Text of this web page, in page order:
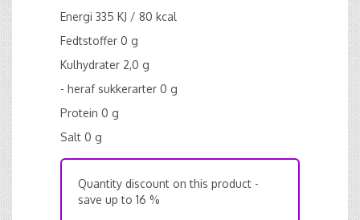
Energi 335 KJ / 80 kcal
Fedtstoffer 0 g
Kulhydrater 2,0 g
- heraf sukkerarter 0 g
Protein 0 g
Salt 0 g
Quantity discount on this product -
save up to 16 %